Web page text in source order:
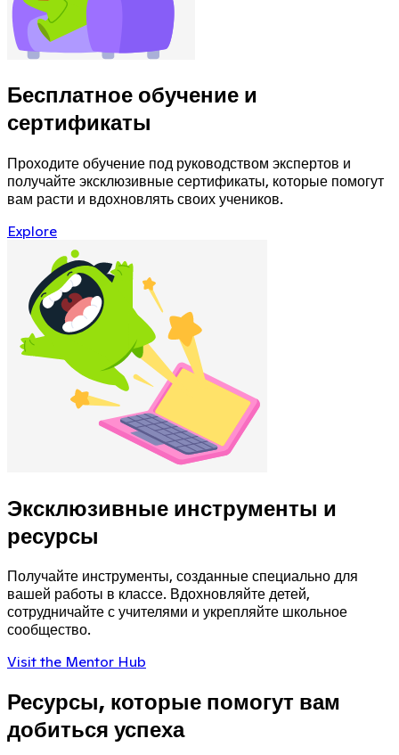
Бесплатное обучение и
сертификаты
Проходите обучение под руководством экспертов и
получайте эксклюзивные сертификаты, которые помогут
вам расти и вдохновлять своих учеников.
Explore
Эксклюзивные инструменты и
ресурсы
Получайте инструменты, созданные специально для
вашей работы в классе. Вдохновляйте детей,
сотрудничайте с учителями и укрепляйте школьное
сообщество.
Visit the Mentor Hub
Ресурсы, которые помогут вам
добиться успеха